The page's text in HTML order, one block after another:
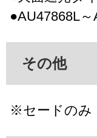
●AU47868L～
その他
※セードのみ